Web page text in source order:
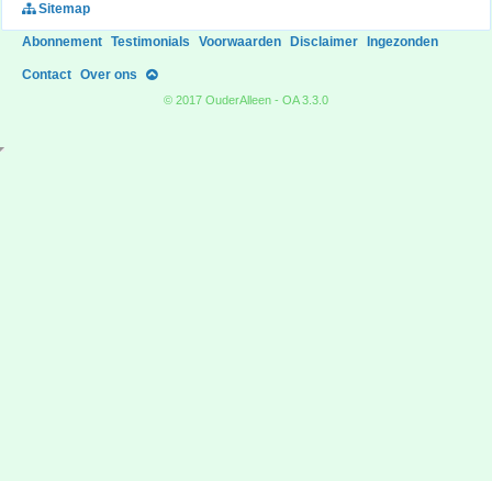
Sitemap
Abonnement Testimonials Voorwaarden Disclaimer Ingezonden
Contact Over ons
© 2017 OuderAlleen - OA 3.3.0